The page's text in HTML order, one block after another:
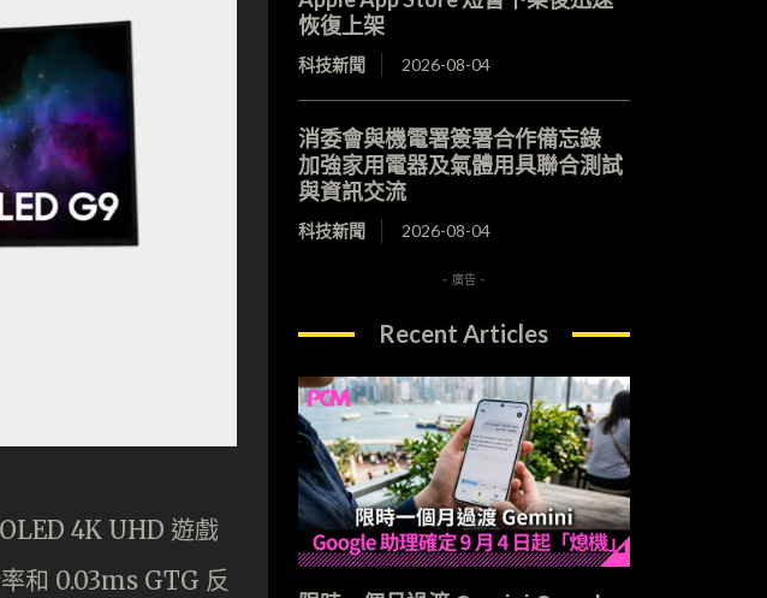
4K UHD 遊戲
和 0.03ms GTG 反
恢復上架
科技新聞 2026-08-04
消委會與機電署簽署合作備忘錄
加強家用電器及氣體用具聯合測試
與資訊交流
科技新聞 2026-08-04
- 廣告 -
Recent Articles